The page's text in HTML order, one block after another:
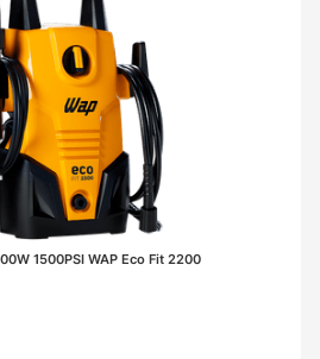
1500PSI WAP Eco Fit 2200